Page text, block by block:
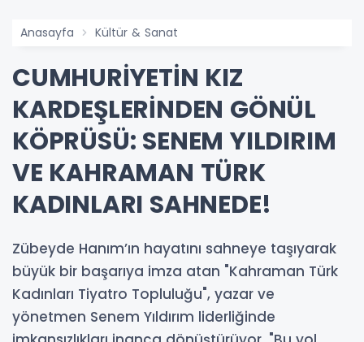
Anasayfa Kültür & Sanat
CUMHURİYETİN KIZ
KARDEŞLERİNDEN GÖNÜL
KÖPRÜSÜ: SENEM YILDIRIM
VE KAHRAMAN TÜRK
KADINLARI SAHNEDE!
Zübeyde Hanım’ın hayatını sahneye taşıyarak
büyük bir başarıya imza atan "Kahraman Türk
Kadınları Tiyatro Topluluğu", yazar ve
yönetmen Senem Yıldırım liderliğinde